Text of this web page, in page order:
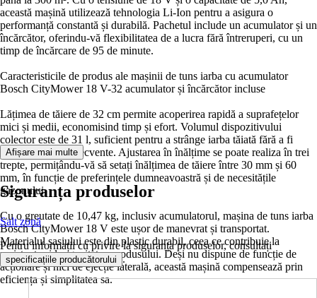
această mașină utilizează tehnologia Li-Ion pentru a asigura o
performanță constantă și durabilă. Pachetul include un acumulator și un
încărcător, oferindu-vă flexibilitatea de a lucra fără întreruperi, cu un
timp de încărcare de 95 de minute.
Caracteristicile de produs ale mașinii de tuns iarba cu acumulator
Bosch CityMower 18 V-32 acumulator și încărcător incluse
Lățimea de tăiere de 32 cm permite acoperirea rapidă a suprafețelor
mici și medii, economisind timp și efort. Volumul dispozitivului
colector este de 31 l, suficient pentru a strânge iarba tăiată fără a fi
nevoie de goliri frecvente. Ajustarea în înălțime se poate realiza în trei
trepte, permițându-vă să setați înălțimea de tăiere între 30 mm și 60
mm, în funcție de preferințele dumneavoastră și de necesitățile
gazonului.
Cu o greutate de 10,47 kg, inclusiv acumulatorul, mașina de tuns iarba
Bosch CityMower 18 V este ușor de manevrat și transportat.
Materialul șasiului este din plastic durabil, ceea ce contribuie la
rezistența și longevitatea produsului. Deși nu dispune de funcție de
acționare și nici de ejecție laterală, această mașină compensează prin
eficiența și simplitatea sa.
Afișare mai multe
Siguranța produselor
Salt zonă
Pentru informații cu privire la siguranța produselor, consultați
specificațiile producătorului .